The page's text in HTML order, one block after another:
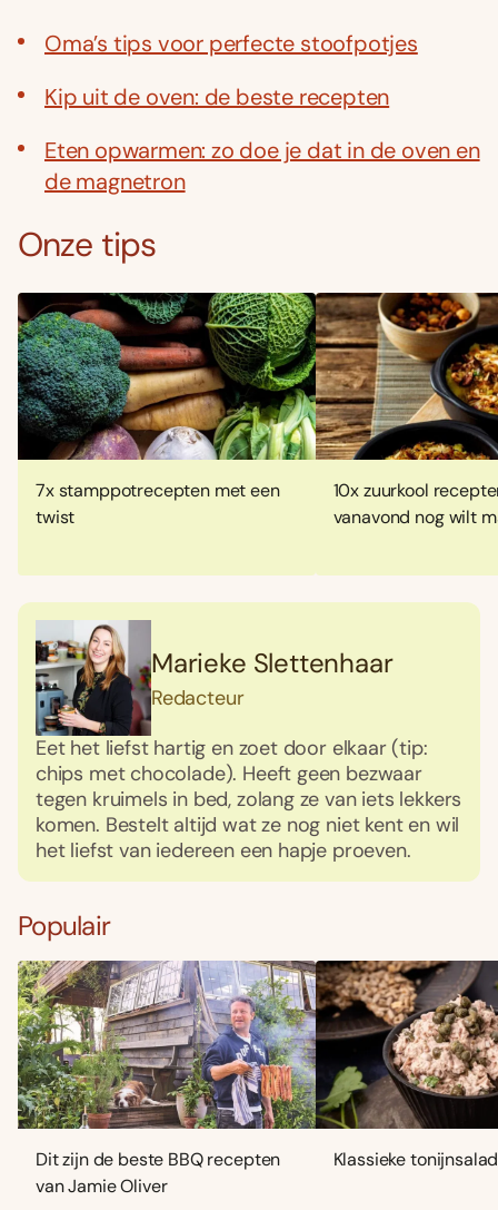
Oma’s tips voor perfecte stoofpotjes
Kip uit de oven: de beste recepten
Eten opwarmen: zo doe je dat in de oven en
de magnetron
Onze tips
7x stamppotrecepten met een
twist
10x zuurkool
vanavond nog wilt
Marieke Slettenhaar
Redacteur
Eet het liefst hartig en zoet door elkaar (tip:
chips met chocolade). Heeft geen bezwaar
tegen kruimels in bed, zolang ze van iets lekkers
komen. Bestelt altijd wat ze nog niet kent en wil
het liefst van iedereen een hapje proeven.
Populair
Dit zijn de beste BBQ recepten
van Jamie Oliver
Klassieke